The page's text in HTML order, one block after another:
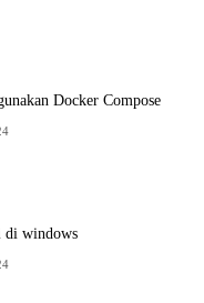
Docker Compose
di windows